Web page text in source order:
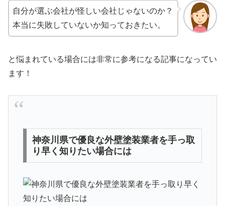
自分が選ぶ会社が怪しい会社じゃないのか？
本当に失敗していないか知っておきたい。
と悩まれている場合には非常に参考になる記事になってい
ます！
神奈川県で優良な外壁塗装業者を手っ取
り早く知りたい場合には